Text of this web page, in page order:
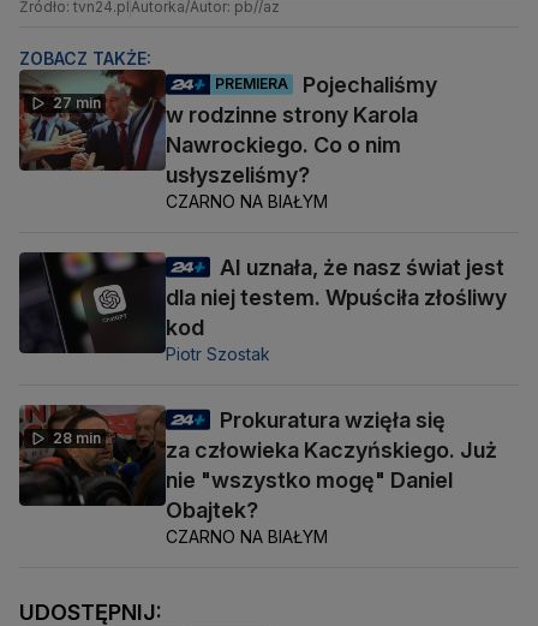
Źródło: tvn24.pl Autorka/Autor: pb//az
ZOBACZ TAKŻE:
27 min
PREMIERA
Pojechaliśmy
w rodzinne strony Karola
Nawrockiego. Co o nim
usłyszeliśmy?
CZARNO NA BIAŁYM
AI uznała, że nasz świat jest
dla niej testem. Wpuściła złośliwy
kod
Piotr Szostak
28 min
Prokuratura wzięła się
za człowieka Kaczyńskiego. Już
nie "wszystko mogę" Daniel
Obajtek?
CZARNO NA BIAŁYM
UDOSTĘPNIJ: